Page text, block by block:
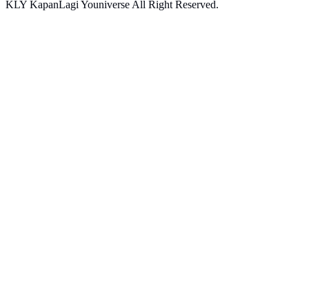
KLY KapanLagi Youniverse All Right Reserved.